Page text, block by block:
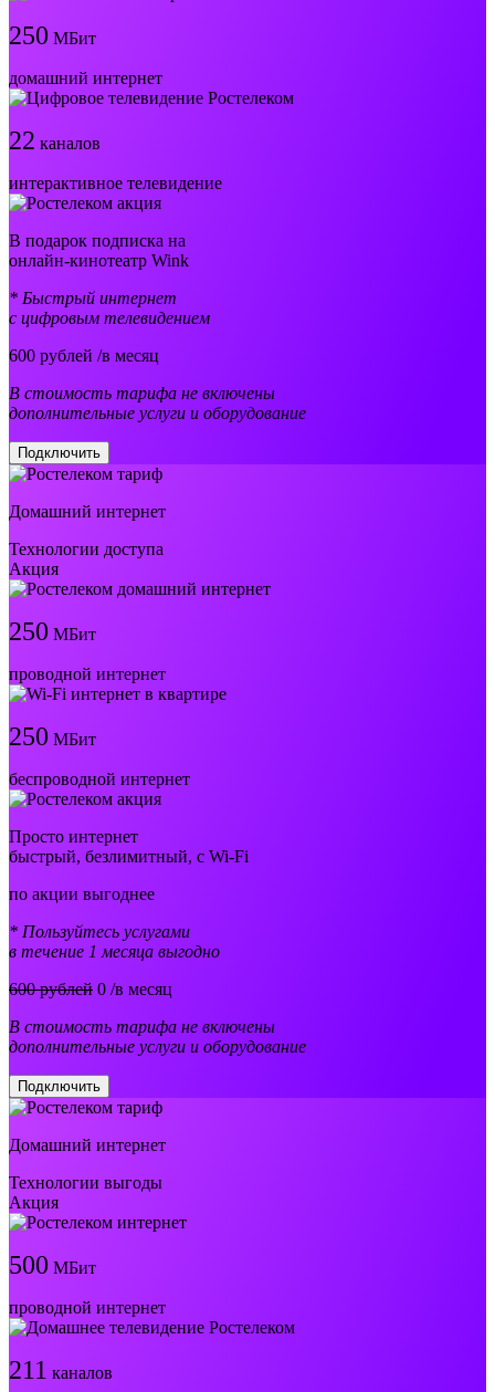
250 МБит
домашний интернет
22 каналов
интерактивное телевидение
В подарок подписка на
онлайн-кинотеатр Wink
* Быстрый интернет
с цифровым телевидением
600 рублей /в месяц
В стоимость тарифа не включены
дополнительные услуги и оборудование
Подключить
Домашний интернет
Технологии доступа
Акция
250 МБит
проводной интернет
250 МБит
беспроводной интернет
Просто интернет
быстрый, безлимитный, с Wi-Fi
по акции выгоднее
* Пользуйтесь услугами
в течение 1 месяца выгодно
600 рублей 0 /в месяц
В стоимость тарифа не включены
дополнительные услуги и оборудование
Подключить
Домашний интернет
Технологии выгоды
Акция
500 МБит
проводной интернет
211 каналов